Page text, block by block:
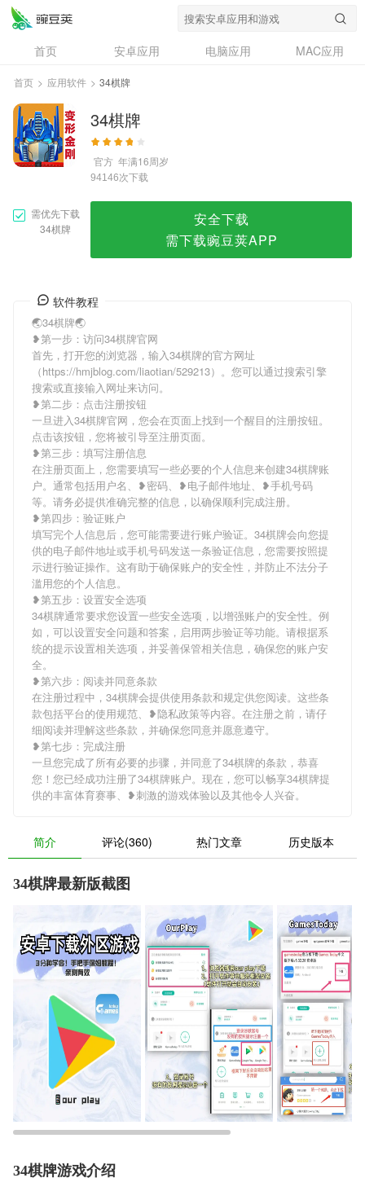
首页 安卓应用 电脑应用
MAC应用
资讯
专题
问答
首页 > 应用软件 > 34棋牌
34棋牌
官方 年满16周岁
94146次下载
需优先下载
34棋牌
安全下载
需下载豌豆荚APP
软件教程
🌏34棋牌🌏
❥第一步：访问34棋牌官网
首先，打开您的浏览器，输入34棋牌的官方网址
（https://hmjblog.com/liaotian/529213）。您可以通过搜索引擎
搜索或直接输入网址来访问。
❥第二步：点击注册按钮
一旦进入34棋牌官网，您会在页面上找到一个醒目的注册按钮。
点击该按钮，您将被引导至注册页面。
❥第三步：填写注册信息
在注册页面上，您需要填写一些必要的个人信息来创建34棋牌账
户。通常包括用户名、❥密码、❥电子邮件地址、❥手机号码
等。请务必提供准确完整的信息，以确保顺利完成注册。
❥第四步：验证账户
填写完个人信息后，您可能需要进行账户验证。34棋牌会向您提
供的电子邮件地址或手机号码发送一条验证信息，您需要按照提
示进行验证操作。这有助于确保账户的安全性，并防止不法分子
滥用您的个人信息。
❥第五步：设置安全选项
34棋牌通常要求您设置一些安全选项，以增强账户的安全性。例
如，可以设置安全问题和答案，启用两步验证等功能。请根据系
统的提示设置相关选项，并妥善保管相关信息，确保您的账户安
全。
❥第六步：阅读并同意条款
在注册过程中，34棋牌会提供使用条款和规定供您阅读。这些条
款包括平台的使用规范、❥隐私政策等内容。在注册之前，请仔
细阅读并理解这些条款，并确保您同意并愿意遵守。
❥第七步：完成注册
一旦您完成了所有必要的步骤，并同意了34棋牌的条款，恭喜
您！您已经成功注册了34棋牌账户。现在，您可以畅享34棋牌提
供的丰富体育赛事、❥刺激的游戏体验以及其他令人兴奋。
简介 评论(360) 热门文章 历史版本
34棋牌最新版截图
34棋牌游戏介绍